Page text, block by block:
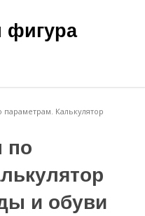
фигура
Калькулятор
по
и обуви